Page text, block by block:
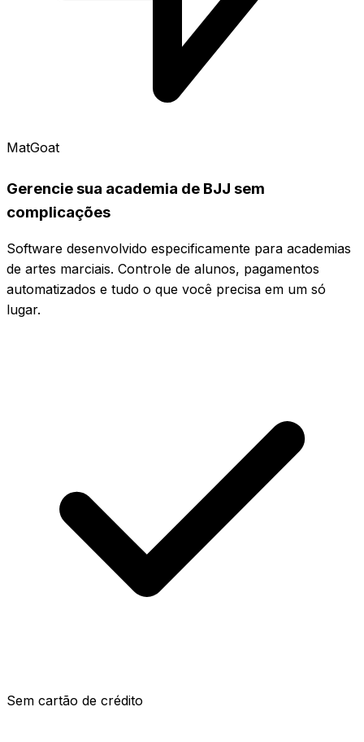
MatGoat
Gerencie sua academia de BJJ sem
complicações
Software desenvolvido especificamente para academias
de artes marciais. Controle de alunos, pagamentos
automatizados e tudo o que você precisa em um só
lugar.
Sem cartão de crédito